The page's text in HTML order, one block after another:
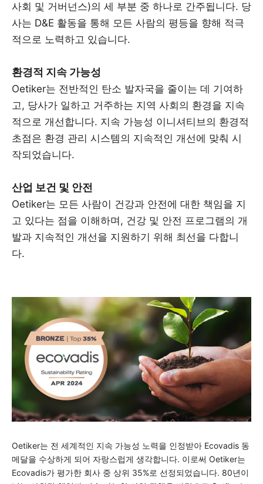
사회 및 거버넌스)의 세 부분 중 하나로 간주됩니다. 당
사는 D&E 활동을 통해 모든 사람의 평등을 향해 적극
적으로 노력하고 있습니다.
환경적 지속 가능성
Oetiker는 전반적인 탄소 발자국을 줄이는 데 기여하
고, 당사가 일하고 거주하는 지역 사회의 환경을 지속
적으로 개선합니다. 지속 가능성 이니셔티브의 환경적
초점은 환경 관리 시스템의 지속적인 개선에 맞춰 시
작되었습니다.
산업 보건 및 안전
Oetiker는 모든 사람이 건강과 안전에 대한 책임을 지
고 있다는 점을 이해하며, 건강 및 안전 프로그램의 개
발과 지속적인 개선을 지원하기 위해 최선을 다합니
다.
Oetiker는 전 세계적인 지속 가능성 노력을 인정받아 Ecovadis 동
메달을 수상하게 되어 자랑스럽게 생각합니다. 이로써 Oetiker는
Ecovadis가 평가한 회사 중 상위 35%로 선정되었습니다. 80년이